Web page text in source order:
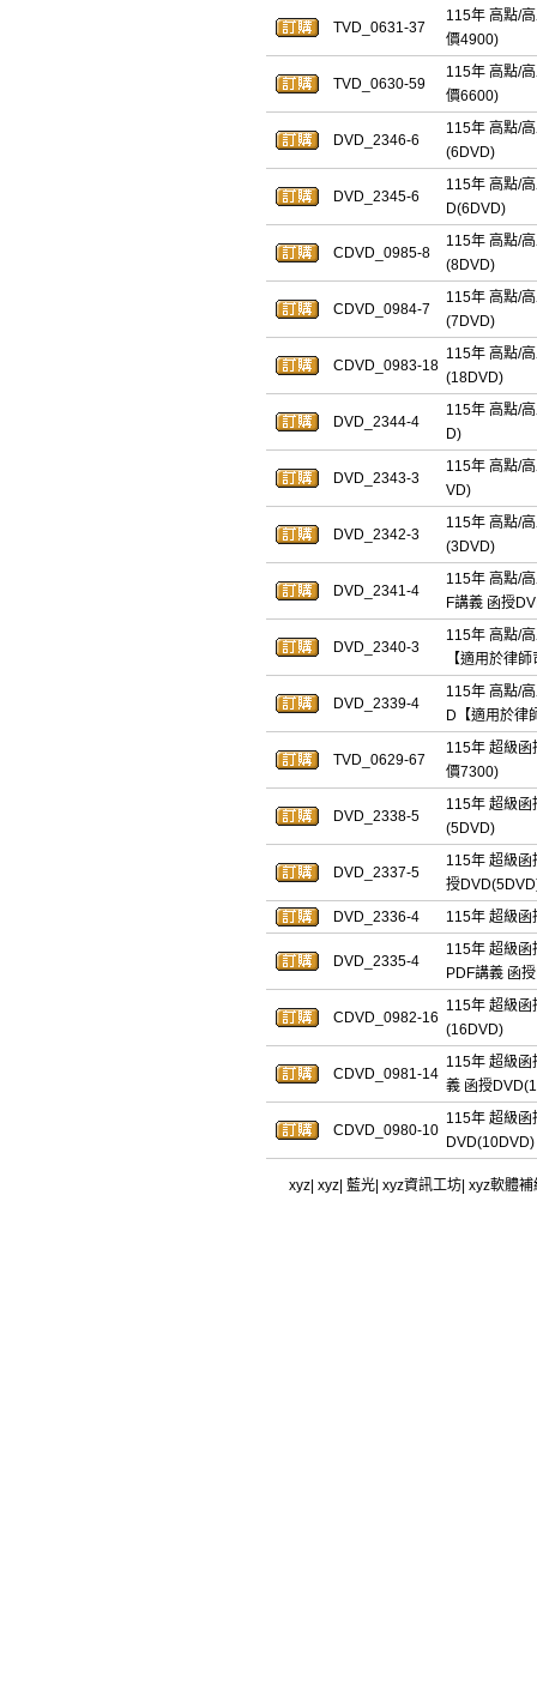
TVD_0631-37
115年 高點/
價4900)
TVD_0630-59
115年 高點/
價6600)
DVD_2346-6
115年 高點/
(6DVD)
DVD_2345-6
115年 高點/
D(6DVD)
CDVD_0985-8
115年 高點/
(8DVD)
CDVD_0984-7
115年 高點/
(7DVD)
CDVD_0983-18
115年 高點/
(18DVD)
DVD_2344-4
115年 高點/
D)
DVD_2343-3
115年 高點/
VD)
DVD_2342-3
115年 高點/
(3DVD)
DVD_2341-4
115年 高點/
F講義 函授
DVD_2340-3
115年 高點/
【適用於律
DVD_2339-4
115年 高點/
D【適用於律
TVD_0629-67
115年 超級函
價7300)
DVD_2338-5
115年 超級函
(5DVD)
DVD_2337-5
115年 超級函
授
DVD_2336-4
115年 超級函
DVD_2335-4
115年 超級函
PDF講義 函
CDVD_0982-16
115年 超級函
(16DVD)
CDVD_0981-14
115年 超級函
義 函授
CDVD_0980-10
115年 超級函
DVD(10DVD)
xyz |xyz 藍光 |xyz資訊工坊 |xyz軟體補